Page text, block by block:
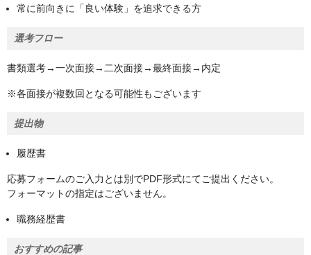
常に前向きに「良い体験」を追求できる方
選考フロー
書類選考→一次面接→二次面接→最終面接→内定
※各面接が複数回となる可能性もございます
提出物
履歴書
応募フォームのご入力とは別でPDF形式にてご提出ください。
フォーマットの指定はございません。
職務経歴書
おすすめの記事